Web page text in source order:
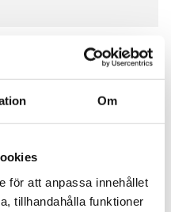
Om
för att anpassa innehållet
tillhandahålla funktioner